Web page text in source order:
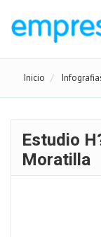
Inicio
Estudio
Moratilla